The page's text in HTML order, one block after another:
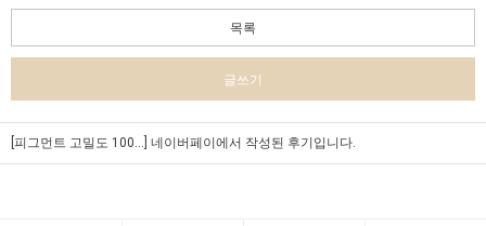
목록
글쓰기
[피그먼트 고밀도 100...] 네이버페이에서 작성된 후기입니다.